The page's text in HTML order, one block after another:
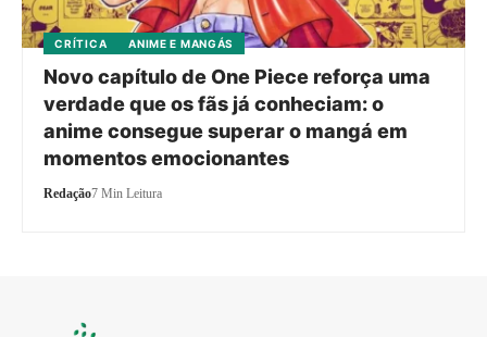
CRÍTICA ANIME E MANGÁS
Novo capítulo de One Piece reforça uma
verdade que os fãs já conheciam: o
anime consegue superar o mangá em
momentos emocionantes
Redação7 Min Leitura